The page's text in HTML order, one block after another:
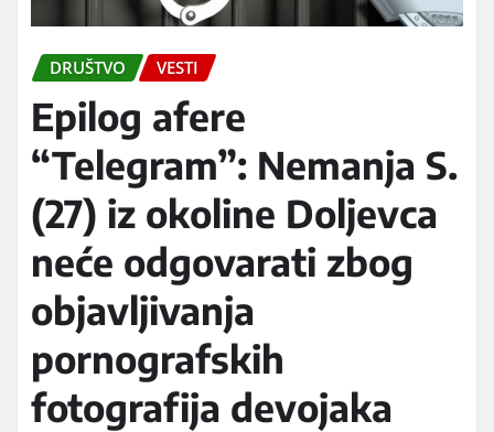
DRUŠTVO VESTI
Epilog afere
“Telegram”: Nemanja S.
(27) iz okoline Doljevca
neće odgovarati zbog
objavljivanja
pornografskih
fotografija devojaka